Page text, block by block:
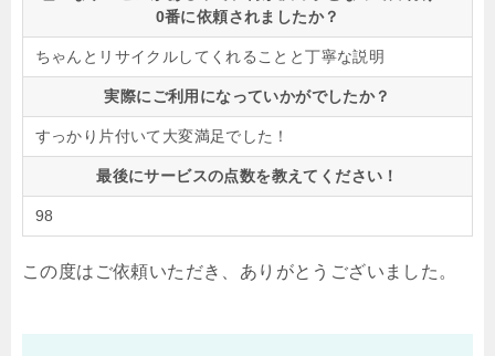
0番に依頼されましたか？
ちゃんとリサイクルしてくれることと丁寧な説明
実際にご利用になっていかがでしたか？
すっかり片付いて大変満足でした！
最後にサービスの点数を教えてください！
98
この度はご依頼いただき、ありがとうございました。